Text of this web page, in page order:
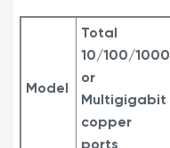
Model
Total
10/100/1000
or
Multigigabit
copper
ports